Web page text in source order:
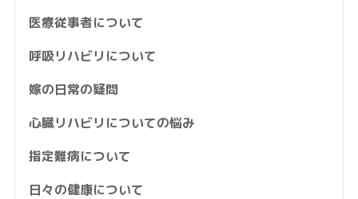
医療従事者について
呼吸リハビリについて
嫁の日常の疑問
心臓リハビリについての悩み
指定難病について
日々の健康について